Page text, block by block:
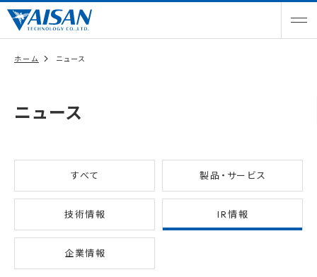
ホーム ニュース
ニュース
すべて 製品・サービス
技術情報 IR情報
企業情報